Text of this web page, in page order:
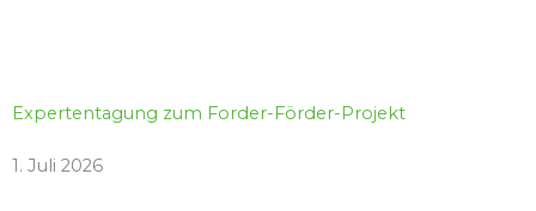
Expertentagung zum Forder-Förder-Projekt
1. Juli 2026